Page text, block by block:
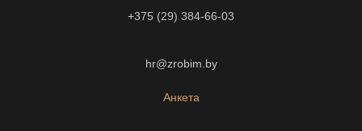
+375 (29) 384-66-03
hr@zrobim.by
Анкета